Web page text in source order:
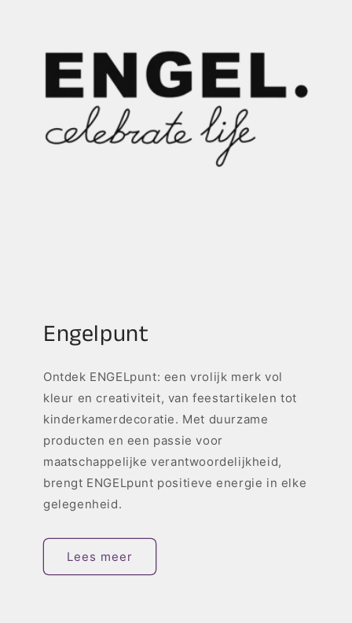
Engelpunt
Ontdek ENGELpunt: een vrolijk merk vol
kleur en creativiteit, van feestartikelen tot
kinderkamerdecoratie. Met duurzame
producten en een passie voor
maatschappelijke verantwoordelijkheid,
brengt ENGELpunt positieve energie in elke
gelegenheid.
Lees meer